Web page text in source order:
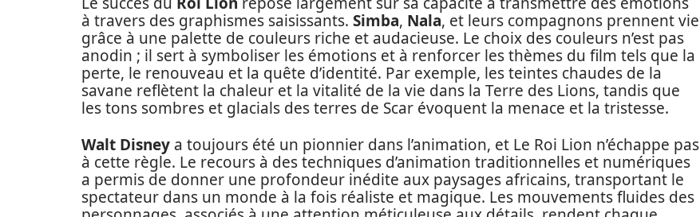
à travers des graphismes saisissants. Simba, Nala, et leurs compagnons prennent vie
grâce à une palette de couleurs riche et audacieuse. Le choix des couleurs n’est pas
anodin ; il sert à symboliser les émotions et à renforcer les thèmes du film tels que la
perte, le renouveau et la quête d’identité. Par exemple, les teintes chaudes de la
savane reflètent la chaleur et la vitalité de la vie dans la Terre des Lions, tandis que
les tons sombres et glacials des terres de Scar évoquent la menace et la tristesse.
Walt Disney a toujours été un pionnier dans l’animation, et Le Roi Lion n’échappe pas
à cette règle. Le recours à des techniques d’animation traditionnelles et numériques
a permis de donner une profondeur inédite aux paysages africains, transportant le
spectateur dans un monde à la fois réaliste et magique. Les mouvements fluides des